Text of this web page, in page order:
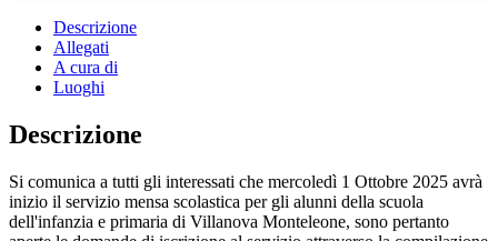
Descrizione
Allegati
A cura di
Luoghi
Descrizione
Si comunica a tutti gli interessati che mercoledì 1 Ottobre 2025 avrà
inizio il servizio mensa scolastica per gli alunni della scuola
dell'infanzia e primaria di Villanova Monteleone, sono pertanto